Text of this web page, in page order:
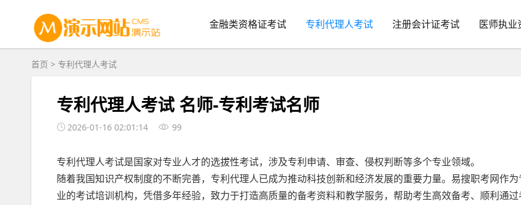
金融类资格证考试 专利代理人考试 注册会计证考试 医师执业
首页 > 专利代理人考试
专利代理人考试 名师-专利考试名师
2026-01-16 02:01:14 99
专利代理人考试是国家对专业人才的选拔性考试，涉及专利申请、审查、侵权判断等多个专业领域。
随着我国知识产权制度的不断完善，专利代理人已成为推动科技创新和经济发展的重要力量。易搜职考网作为
业的考试培训机构，凭借多年经验，致力于打造高质量的备考资料和教学服务，帮助考生高效备考、顺利通过